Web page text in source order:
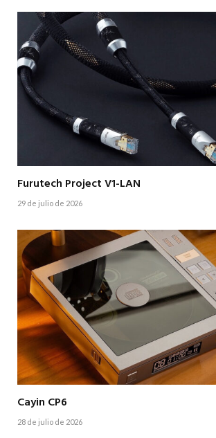
Furutech Project V1-LAN
29 de julio de 2026
Cayin CP6
28 de julio de 2026